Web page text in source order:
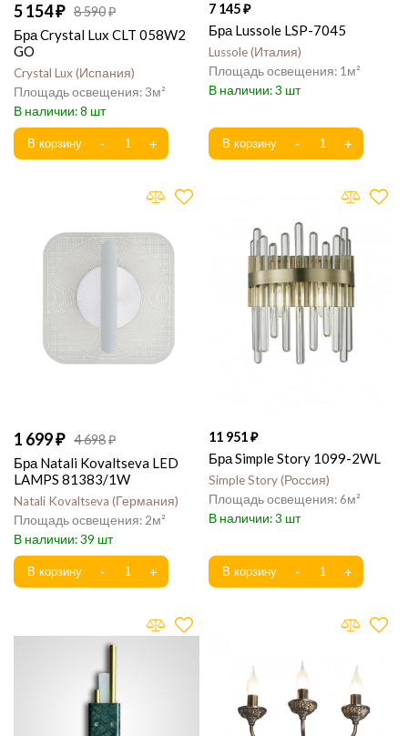
5 154 8 590
Бра Crystal Lux CLT 058W2
GO
Crystal Lux Испания
3
8
7 145
Бра Lussole LSP-7045
Lussole Италия
1
3
1 699 4 698
Бра Natali Kovaltseva LED
LAMPS 81383/1W
Natali Kovaltseva Германия
2
39
11 951
Бра Simple Story 1099-2WL
Simple Story Россия
6
3